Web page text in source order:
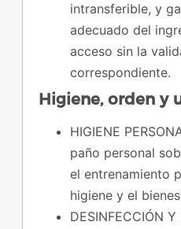
intransferible, y
adecuado del
acceso sin la
correspondiente.
Higiene, orden y
HIGIENE
paño personal
el entrenamiento
higiene y el
DESINFECCIÓN